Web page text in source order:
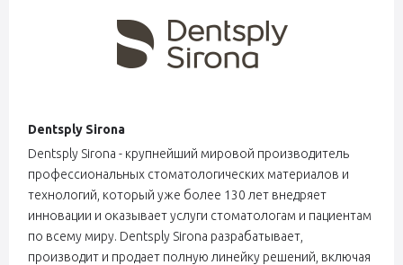
Dentsply Sirona
Dentsply Sirona - крупнейший мировой производитель
профессиональных стоматологических материалов и
технологий, который уже более 130 лет внедряет
инновации и оказывает услуги стоматологам и пациентам
по всему миру. Dentsply Sirona разрабатывает,
производит и продает полную линейку решений, включая